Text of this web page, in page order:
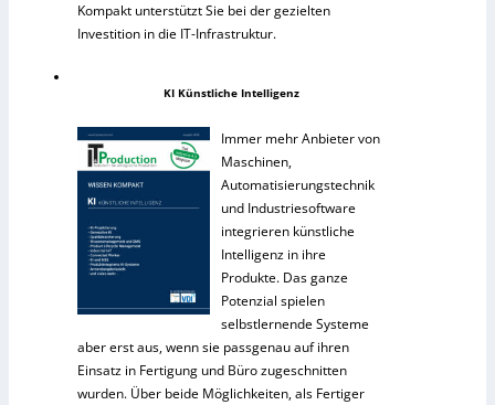
Kompakt unterstützt Sie bei der gezielten
Investition in die IT-Infrastruktur.
KI Künstliche Intelligenz
Immer mehr Anbieter von
Maschinen,
Automatisierungstechnik
und Industriesoftware
integrieren künstliche
Intelligenz in ihre
Produkte. Das ganze
Potenzial spielen
selbstlernende Systeme
aber erst aus, wenn sie passgenau auf ihren
Einsatz in Fertigung und Büro zugeschnitten
wurden. Über beide Möglichkeiten, als Fertiger